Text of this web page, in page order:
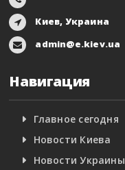
Киев, Украина
admin@e.kiev.ua
Навигация
Главное сегодня
Новости Киева
Новости Украины